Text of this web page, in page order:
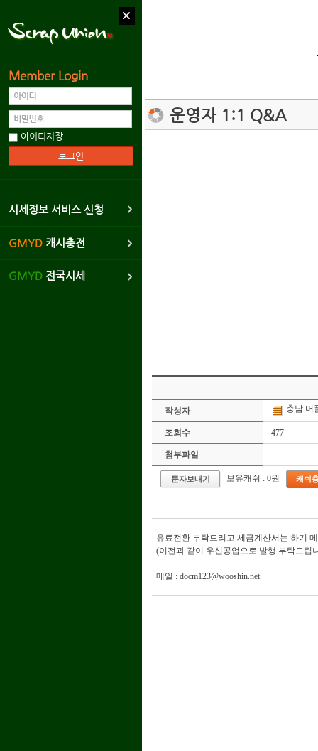
Member Login
아이디저장
시세정보 서비스 신청
GMYD 캐시충전
GMYD 전국시세
고객센터
공지사항
운영자 1:1 Q&A
광고협력업체문의
버그신고리포트
운영자 1:1 Q&A
작성자 충남 머
조회수 477
첨부파일
문자보내기 보유캐쉬 : 0원 캐쉬
유료전환 부탁드리고 세금계산서는 하기
(이전과 같이 우신공업으로 발행 부탁드립
메일 :docm123@wooshin.net